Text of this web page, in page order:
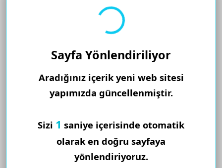
Sayfa Yönlendiriliyor
Aradığınız içerik yeni web sitesi
yapımızda güncellenmiştir.
Sizi 1 saniye içerisinde otomatik
olarak en doğru sayfaya
yönlendiriyoruz.